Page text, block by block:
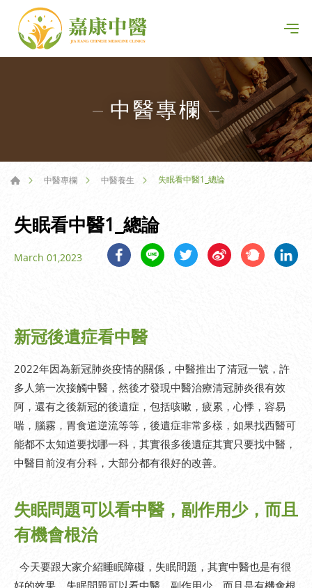
中醫專欄
中醫專欄 中醫養生 失眠看中醫1_總論
失眠看中醫1_總論
March 01,2023
新冠後遺症看中醫
2022年因為新冠肺炎疫情的關係，中醫推出了清冠一號，許
多人第一次接觸中醫，然後才發現中醫治療清冠肺炎很有效
阿，還有之後新冠的後遺症，包括咳嗽，疲累，心悸，容易
喘，腦霧，胃食道逆流等等，後遺症非常多樣，如果找西醫可
能都不太知道要找哪一科，其實很多後遺症其實只要找中醫，
中醫目前沒有分科，大部分都有很好的改善。
失眠問題可以看中醫，副作用少，而且
有機會根治
今天要跟大家介紹睡眠障礙，失眠問題，其實中醫也是有很
好的效果，失眠問題可以看中醫，副作用少，而且是有機會根